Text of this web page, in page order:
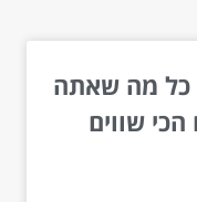
כל מה שאתה
שווים